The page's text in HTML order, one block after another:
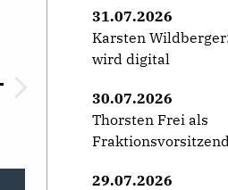
31.07.2026
Karsten
wird digital
30.07.2026
Thorsten Frei als
29.07.2026